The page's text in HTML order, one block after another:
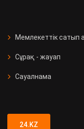
Мемлекеттік сатып
Сұрақ - жауап
Сауалнама
24.KZ